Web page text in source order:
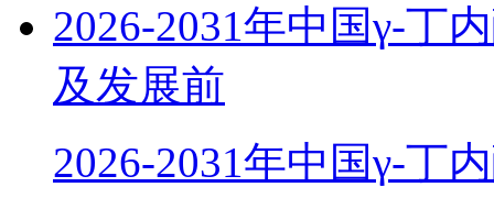
2026-2031年中国γ-丁
及发展前
2026-2031年中国γ-丁